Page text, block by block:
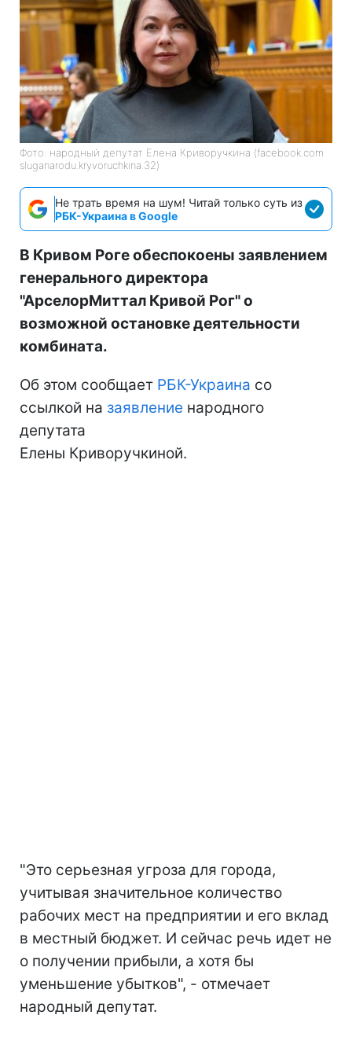
Фото: народный депутат Елена Криворучкина (facebook.com
sluganarodu.kryvoruchkina.32)
Не трать время на шум! Читай только суть из
РБК-Украина в Google
В Кривом Роге обеспокоены заявлением
генерального директора
"АрселорМиттал Кривой Рог" о
возможной остановке деятельности
комбината.
Об этом сообщает РБК-Украина со
ссылкой на заявление народного
депутата
Елены Криворучкиной.
"Это серьезная угроза для города,
учитывая значительное количество
рабочих мест на предприятии и его вклад
в местный бюджет. И сейчас речь идет не
о получении прибыли, а хотя бы
уменьшение убытков", - отмечает
народный депутат.